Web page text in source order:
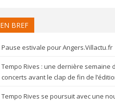
EN BREF
Pause estivale pour Angers.Villactu.fr
Tempo Rives : une dernière semaine
concerts avant le clap de fin de
Tempo Rives se poursuit avec une